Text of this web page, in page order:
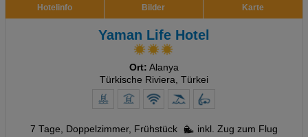
Hotelinfo Bilder Karte
Yaman Life Hotel
Ort: Alanya
Türkische Riviera, Türkei
7 Tage, Doppelzimmer, Frühstück
inkl. Zug zum Flug